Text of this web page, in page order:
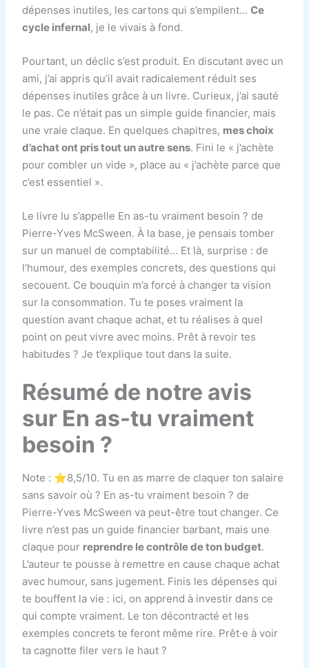
dépenses inutiles, les cartons qui s’empilent…Ce
cycle infernal, je le vivais à fond.
Pourtant, un déclic s’est produit. En discutant avec un
ami, j’ai appris qu’il avait radicalement réduit ses
dépenses inutiles grâce à un livre. Curieux, j’ai sauté
le pas. Ce n’était pas un simple guide financier, mais
une vraie claque. En quelques chapitres, mes choix
d’achat ont pris tout un autre sens. Fini le « j’achète
pour combler un vide », place au « j’achète parce que
c’est essentiel ».
Le livre lu s’appelle En as-tu vraiment besoin ? de
Pierre-Yves McSween. À la base, je pensais tomber
sur un manuel de comptabilité… Et là, surprise : de
l’humour, des exemples concrets, des questions qui
secouent. Ce bouquin m’a forcé à changer ta vision
sur la consommation. Tu te poses vraiment la
question avant chaque achat, et tu réalises à quel
point on peut vivre avec moins. Prêt à revoir tes
habitudes ? Je t’explique tout dans la suite.
Résumé de notre avis
sur En as-tu vraiment
besoin ?
Note : ⭐8,5/10. Tu en as marre de claquer ton salaire
sans savoir où ? En as-tu vraiment besoin ? de
Pierre-Yves McSween va peut-être tout changer. Ce
livre n’est pas un guide financier barbant, mais une
claque pour reprendre le contrôle de ton budget.
L’auteur te pousse à remettre en cause chaque achat
avec humour, sans jugement. Finis les dépenses qui
te bouffent la vie : ici, on apprend à investir dans ce
qui compte vraiment. Le ton décontracté et les
exemples concrets te feront même rire. Prêt·e à voir
ta cagnotte filer vers le haut ?